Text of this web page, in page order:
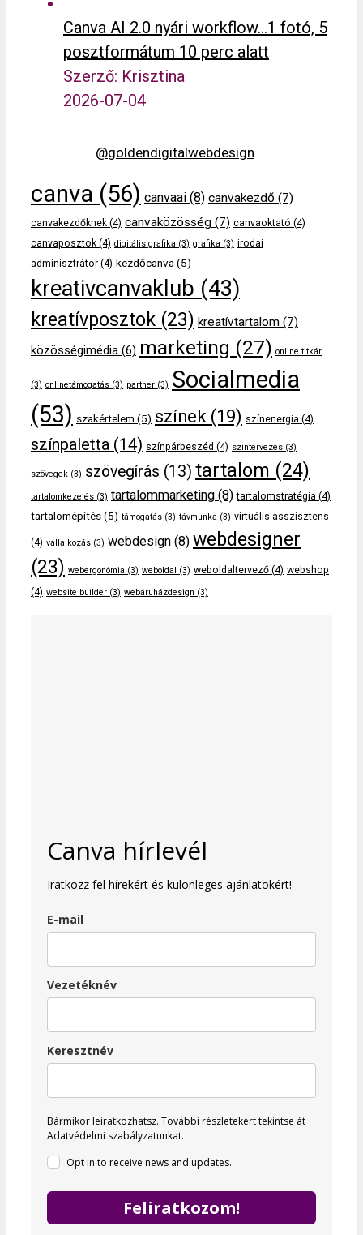
Canva AI 2.0 nyári workflow…1 fotó, 5
posztformátum 10 perc alatt
Szerző: Krisztina
2026-07-04
@goldendigitalwebdesign
canva (56) canvaai (8) canvakezdő (7)
canvakezdőknek (4) canvaközösség (7) canvaoktató (4)
canvaposztok (4) digitális grafika (3) grafika (3) irodai
adminisztrátor (4) kezdőcanva (5)
kreativcanvaklub (43)
kreatívposztok (23) kreatívtartalom (7)
közösségimédia (6) marketing (27) online titkár
(3) onlinetámogatás (3) partner (3) Socialmedia
(53) szakértelem (5) színek (19) színenergia (4)
színpaletta (14) színpárbeszéd (4) színtervezés (3)
szövegek (3) szövegírás (13) tartalom (24)
tartalomkezelés (3) tartalommarketing (8) tartalomstratégia (4)
tartalomépítés(5) támogatás (3) távmunka (3) virtuális asszisztens
(4) vállalkozás (3) webdesign (8) webdesigner
(23) webergonómia (3) weboldal (3) weboldaltervező (4) webshop
(4) website builder (3) webáruházdesign (3)
Canva hírlevél
Iratkozz fel hírekért és különleges ajánlatokért!
E-mail
Vezetéknév
Keresztnév
Bármikor leiratkozhatsz. További részletekért tekintse át
Adatvédelmi szabályzatunkat.
Opt in to receive news and updates.
Feliratkozom!